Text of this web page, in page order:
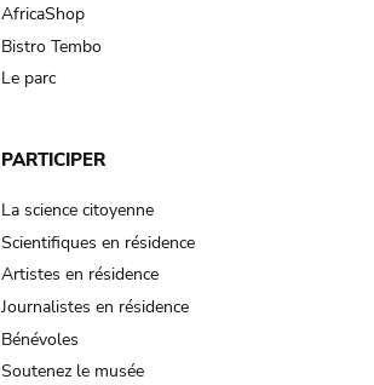
AfricaShop
Bistro Tembo
Le parc
PARTICIPER
La science citoyenne
Scientifiques en résidence
Artistes en résidence
Journalistes en résidence
Bénévoles
Soutenez le musée